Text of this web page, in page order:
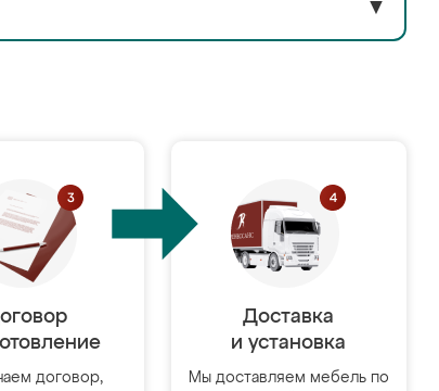
▼
договор,
Доставка
и установка
Мы доставляем мебель по